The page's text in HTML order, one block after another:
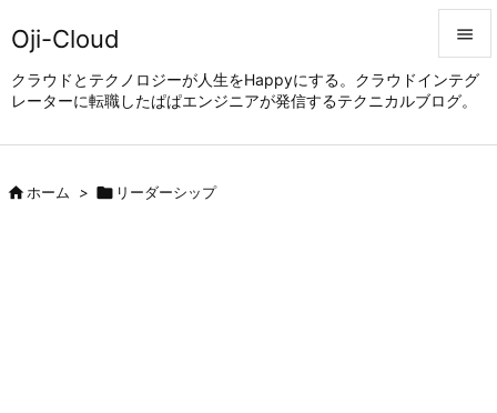
Oji-Cloud
クラウドとテクノロジーが人生をHappyにする。クラウドインテグ
レーターに転職したぱぱエンジニアが発信するテクニカルブログ。


メニュ
ホーム >  リーダーシップ